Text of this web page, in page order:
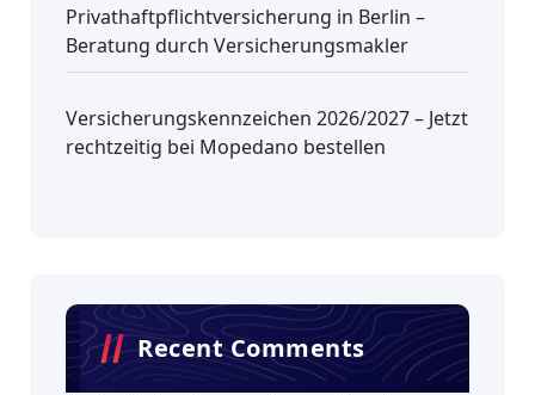
Privathaftpflichtversicherung in Berlin –
Beratung durch Versicherungsmakler
Versicherungskennzeichen 2026/2027 – Jetzt
rechtzeitig bei Mopedano bestellen
Recent Comments